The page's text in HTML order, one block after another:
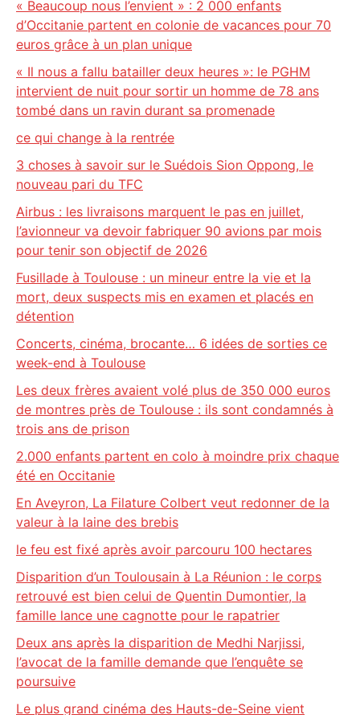
« Beaucoup nous l’envient » : 2 000 enfants
d’Occitanie partent en colonie de vacances pour 70
euros grâce à un plan unique
« Il nous a fallu batailler deux heures »: le PGHM
intervient de nuit pour sortir un homme de 78 ans
tombé dans un ravin durant sa promenade
ce qui change à la rentrée
3 choses à savoir sur le Suédois Sion Oppong, le
nouveau pari du TFC
Airbus : les livraisons marquent le pas en juillet,
l’avionneur va devoir fabriquer 90 avions par mois
pour tenir son objectif de 2026
Fusillade à Toulouse : un mineur entre la vie et la
mort, deux suspects mis en examen et placés en
détention
Concerts, cinéma, brocante… 6 idées de sorties ce
week-end à Toulouse
Les deux frères avaient volé plus de 350 000 euros
de montres près de Toulouse : ils sont condamnés à
trois ans de prison
2.000 enfants partent en colo à moindre prix chaque
été en Occitanie
En Aveyron, La Filature Colbert veut redonner de la
valeur à la laine des brebis
le feu est fixé après avoir parcouru 100 hectares
Disparition d’un Toulousain à La Réunion : le corps
retrouvé est bien celui de Quentin Dumontier, la
famille lance une cagnotte pour le rapatrier
Deux ans après la disparition de Medhi Narjissi,
l’avocat de la famille demande que l’enquête se
poursuive
Le plus grand cinéma des Hauts-de-Seine vient